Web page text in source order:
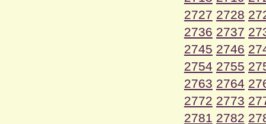
2727 2728
2736 2737
2745 2746
2754 2755
2763 2764
2772 2773
2781 2782